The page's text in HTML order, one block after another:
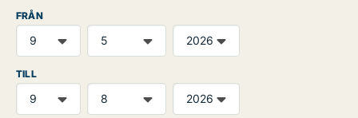
FRÅN
TILL